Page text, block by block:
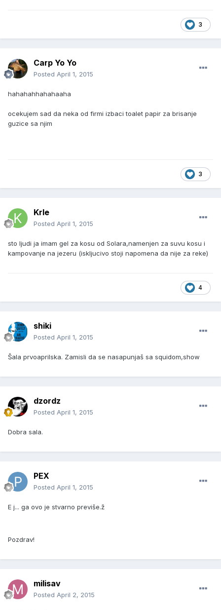
3
Carp Yo Yo
Posted April 1, 2015
hahahahhahahaaha
ocekujem sad da neka od firmi izbaci toalet papir za brisanje
guzice sa njim
3
Krle
Posted April 1, 2015
sto ljudi ja imam gel za kosu od Solara,namenjen za suvu kosu i
kampovanje na jezeru (iskljucivo stoji napomena da nije za reke)
4
shiki
Posted April 1, 2015
Šala prvoaprilska. Zamisli da se nasapunjaš sa squidom,show
dzordz
Posted April 1, 2015
Dobra sala.
PEX
Posted April 1, 2015
E j... ga ovo je stvarno previše.ž
Pozdrav!
milisav
Posted April 2, 2015